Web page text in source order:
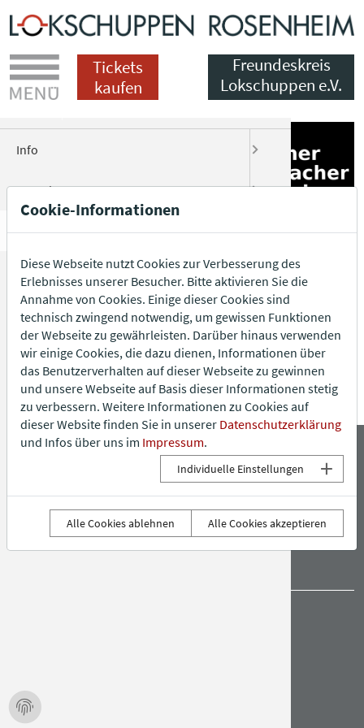
Freundeskreis
Lokschuppen e.V.
Tickets
kaufen
tesst2
DATENSCHUTZ FIRMA
ANFAHRT
NEWS
Cookie-Informationen
Diese Webseite nutzt Cookies zur Verbesserung des
Erlebnisses unserer Besucher. Bitte aktivieren Sie die
Annahme von Cookies. Einige dieser Cookies sind
technisch zwingend notwendig, um gewissen Funktionen
der Webseite zu gewährleisten. Darüber hinaus verwenden
wir einige Cookies, die dazu dienen, Informationen über
das Benutzerverhalten auf dieser Webseite zu gewinnen
und unsere Webseite auf Basis dieser Informationen stetig
zu verbessern. Weitere Informationen zu Cookies auf
dieser Website finden Sie in unserer Datenschutzerklärung
und Infos über uns im Impressum.
Individuelle Einstellungen
Alle Cookies ablehnen Alle Cookies akzeptieren
Menü
Info
Besuch
RÖMER
Lokschuppen
Freundeskreis
Presse
Firma
Datenschutz
Preise
Tickets
Shop
Anfahrt
Vielfalt &
FAQ
Workshop
Führung
Buch zur
Download
Über uns
Rückblick
Über den
Wir
Infos für
Presse
Presse